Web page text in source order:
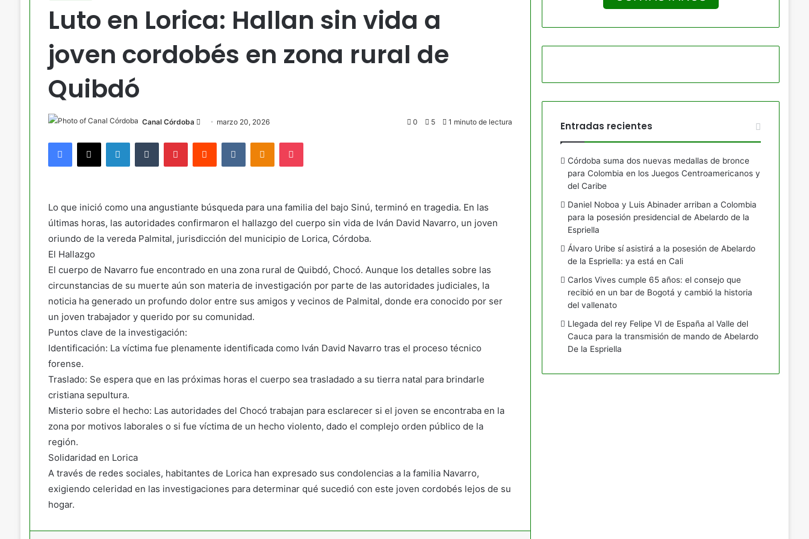
Luto en Lorica: Hallan sin vida a
joven cordobés en zona rural de
Quibdó
Canal Córdoba Send
email
marzo 20, 2026 0 5 1 minuto de lectura
Facebook
X LinkedInTumblr PinterestReddit VKontakteOdnoklassniki
Pocket
Lo que inició como una angustiante búsqueda para una familia del bajo Sinú, terminó en tragedia. En las
últimas horas, las autoridades confirmaron el hallazgo del cuerpo sin vida de Iván David Navarro, un joven
oriundo de la vereda Palmital, jurisdicción del municipio de Lorica, Córdoba.
El Hallazgo
El cuerpo de Navarro fue encontrado en una zona rural de Quibdó, Chocó. Aunque los detalles sobre las
circunstancias de su muerte aún son materia de investigación por parte de las autoridades judiciales, la
noticia ha generado un profundo dolor entre sus amigos y vecinos de Palmital, donde era conocido por ser
un joven trabajador y querido por su comunidad.
Puntos clave de la investigación:
Identificación: La víctima fue plenamente identificada como Iván David Navarro tras el proceso técnico
forense.
Traslado: Se espera que en las próximas horas el cuerpo sea trasladado a su tierra natal para brindarle
cristiana sepultura.
Misterio sobre el hecho: Las autoridades del Chocó trabajan para esclarecer si el joven se encontraba en la
zona por motivos laborales o si fue víctima de un hecho violento, dado el complejo orden público de la
región.
Solidaridad en Lorica
A través de redes sociales, habitantes de Lorica han expresado sus condolencias a la familia Navarro,
exigiendo celeridad en las investigaciones para determinar qué sucedió con este joven cordobés lejos de su
hogar.
Entradas recientes
Córdoba suma dos nuevas medallas de bronce
para Colombia en los Juegos Centroamericanos y
del Caribe
Daniel Noboa y Luis Abinader arriban a Colombia
para la posesión presidencial de Abelardo de la
Espriella
Álvaro Uribe sí asistirá a la posesión de Abelardo
de la Espriella: ya está en Cali
Carlos Vives cumple 65 años: el consejo que
recibió en un bar de Bogotá y cambió la historia
del vallenato
Llegada del rey Felipe VI de España al Valle del
Cauca para la transmisión de mando de Abelardo
De la Espriella